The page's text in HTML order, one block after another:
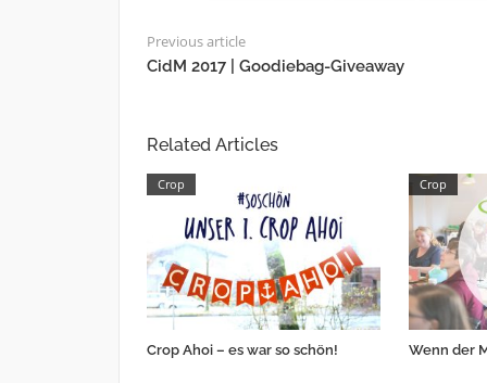
Previous article
CidM 2017 | Goodiebag-Giveaway
Related Articles
Crop
Crop Ahoi – es war so schön!
Crop
Wenn der